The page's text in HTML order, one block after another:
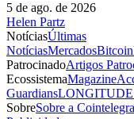
5 de ago. de 2026
Helen Partz
NotíciasÚltimas
NotíciasMercadosBitcoin
PatrocinadoArtigos
EcossistemaMagazine
GuardiansLONGITUDE
SobreSobre a